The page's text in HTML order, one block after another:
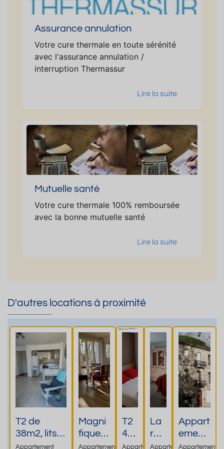
Assurance annulation
Votre cure thermale en toute sérénité
avec l'assurance annulation /
interruption Thermassur
Lire la suite
Mutuelle santé
Votre cure thermale 100% remboursée
avec la bonne mutuelle santé
Lire la suite
D'autres locations à proximité
T2 de
38m2, lits
en 80 x 200
Appartement
Magni
fique
T2, 3*,
Appartement
T2
45
m2
Appartement
La
rési
de
Appartement
Appart
ement
s T2
Appartement